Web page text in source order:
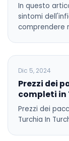
In questo
sintomi
comprendere
BLOG
Dic 5, 2024
Prezzi dei
completi in
Prezzi dei
Turchia In